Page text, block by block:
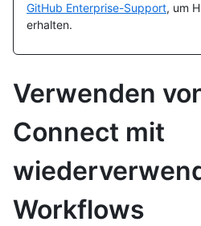
GitHub Enterprise-Support, um
erhalten.
Verwenden
Connect mit
Workflows